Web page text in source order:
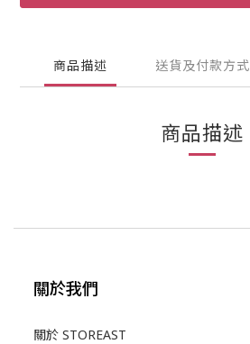
商品描述 送貨及付款方式
商品描述
關於我們
關於 STOREAST